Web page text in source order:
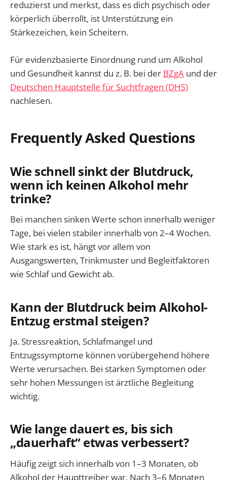
reduzierst und merkst, dass es dich psychisch oder
körperlich überrollt, ist Unterstützung ein
Stärkezeichen, kein Scheitern.
Für evidenzbasierte Einordnung rund um Alkohol
und Gesundheit kannst du z. B. bei der BZgA und der
Deutschen Hauptstelle für Suchtfragen (DHS)
nachlesen.
Frequently Asked Questions
Wie schnell sinkt der Blutdruck,
wenn ich keinen Alkohol mehr
trinke?
Bei manchen sinken Werte schon innerhalb weniger
Tage, bei vielen stabiler innerhalb von 2–4 Wochen.
Wie stark es ist, hängt vor allem von
Ausgangswerten, Trinkmuster und Begleitfaktoren
wie Schlaf und Gewicht ab.
Kann der Blutdruck beim Alkohol-
Entzug erstmal steigen?
Ja. Stressreaktion, Schlafmangel und
Entzugssymptome können vorübergehend höhere
Werte verursachen. Bei starken Symptomen oder
sehr hohen Messungen ist ärztliche Begleitung
wichtig.
Wie lange dauert es, bis sich
„dauerhaft“ etwas verbessert?
Häufig zeigt sich innerhalb von 1–3 Monaten, ob
Alkohol der Haupttreiber war. Nach 3–6 Monaten